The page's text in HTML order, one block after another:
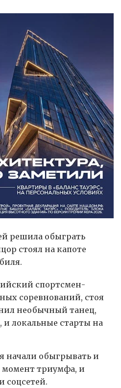
решила обыграть
стоял на капоте
спортсмен-
соревнований, стоя
необычный танец,
и локальные старты на
обыгрывать и
момент триумфа, и
соцсетей.